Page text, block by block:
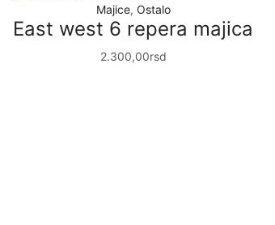
Majice, Ostalo
East west 6 repera majica
2.300,00rsd